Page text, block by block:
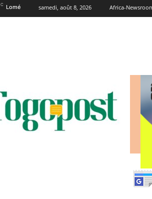
C Lomé samedi, août 8, 2026 Africa-